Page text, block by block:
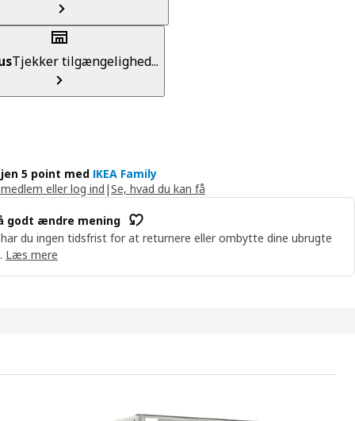
Tjekker tilgængelighed...
5 point med IKEA Family
eller log ind |Se, hvad du kan få
godt ændre mening
har du ingen tidsfrist for at returnere eller ombytte dine ubrugte
Læs mere